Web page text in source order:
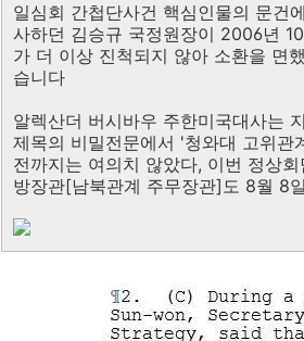
일심회 간첩단사건 핵심인물의 문건
사하던 김승규 국정원장이 2006년
가 더 이상 진척되지 않아 소환을 면
습니다
알렉산더 버시바우 주한미국대사는
제목의 비밀전문에서 '청와대 고위관
전까지는 여의치 않았다, 이번 정상
방장관[남북관계 주무장관]도 8월 8